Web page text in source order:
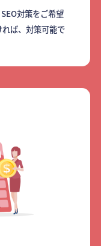
対策をご希望
ば、対策可能で